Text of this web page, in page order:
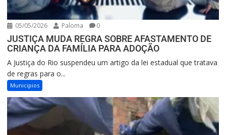
05/05/2026 Paloma 0
JUSTIÇA MUDA REGRA SOBRE AFASTAMENTO DE
CRIANÇA DA FAMÍLIA PARA ADOÇÃO
A Justiça do Rio suspendeu um artigo da lei estadual que tratava
de regras para o...
Municipios